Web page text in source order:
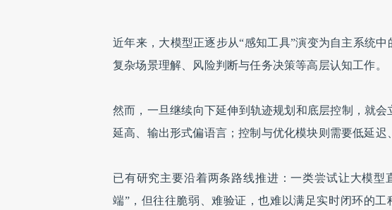
近年来，大模型正逐步从“感知工具”演变为自主系统
复杂场景理解、风险判断与任务决策等高层认知工作。
然而，一旦继续向下延伸到轨迹规划和底层控制，就
延高、输出形式偏语言；控制与优化模块则需要低延迟
已有研究主要沿着两条路线推进：一类尝试让大模型
端”，但往往脆弱、难验证，也难以满足实时闭环的